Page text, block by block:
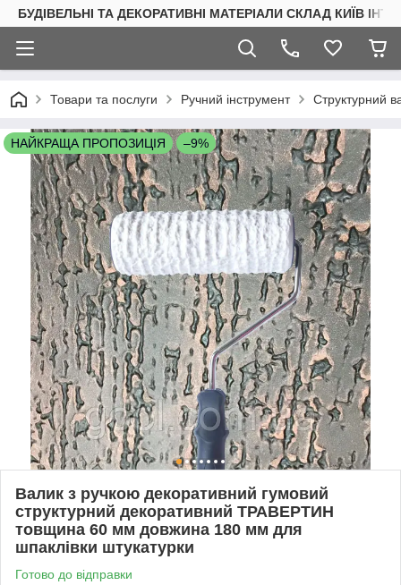
БУДІВЕЛЬНІ ТА ДЕКОРАТИВНІ МАТЕРІАЛИ СКЛАД КИЇВ
Товари та послуги Ручний інструмент Структурний
НАЙКРАЩА ПРОПОЗИЦІЯ –9%
Валик з ручкою декоративний гумовий
структурний декоративний ТРАВЕРТИН
товщина 60 мм довжина 180 мм для
шпаклівки штукатурки
Готово до відправки